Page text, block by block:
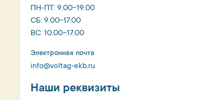
ПН-ПТ: 9.00-19.00
СБ: 9.00-17.00
ВС: 10.00-17.00
Электронная почта
info@voltag-ekb.ru
Наши реквизиты